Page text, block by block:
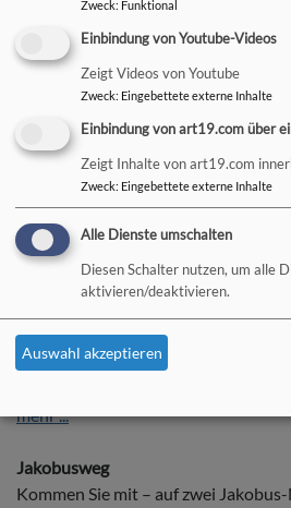
Gottesdienste So 9.30, 10.30 und Sa
Aushänge und örtliche Presse)
Nähere Informationen zu den
im Pfarramt Irmelshausen
Auferstehungsweg
Idee und Entstehung
Ostern – Mitte des christlichen
– die 7 Wochen vor Ostern –
hören. Das Leben bleibt nicht
Hier beginnt ein neuer Weg, den
mehr ...
Jakobusweg
Kommen Sie mit – auf zwei
Zweck: Funktional
Einbindung von Youtube-Videos
Zeigt Videos von Youtube
Zweck: Eingebettete externe Inhalte
Einbindung von art19.com über
Zeigt Inhalte von art19.com
Zweck: Eingebettete externe Inhalte
Alle Dienste umschalten
Diesen Schalter nutzen, um alle
aktivieren/deaktivieren.
Auswahl akzeptieren